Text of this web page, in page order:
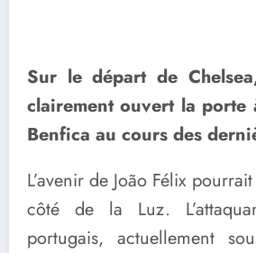
Sur le départ de
clairement ouvert la porte
Benfica au cours des
L’avenir de João Félix
côté de la Luz.
portugais, actuellement